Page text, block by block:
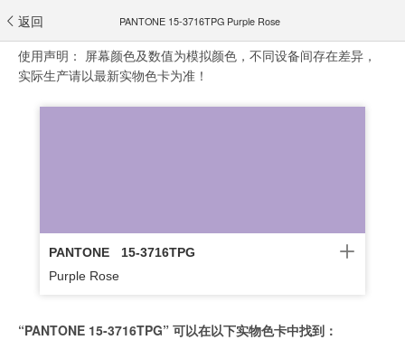
返回 PANTONE 15-3716TPG Purple Rose
使用声明： 屏幕颜色及数值为模拟颜色，不同设备间存在差异，
实际生产请以最新实物色卡为准！
PANTONE
15-3716TPG
Purple Rose
“PANTONE 15-3716TPG” 可以在以下实物色卡中找到：